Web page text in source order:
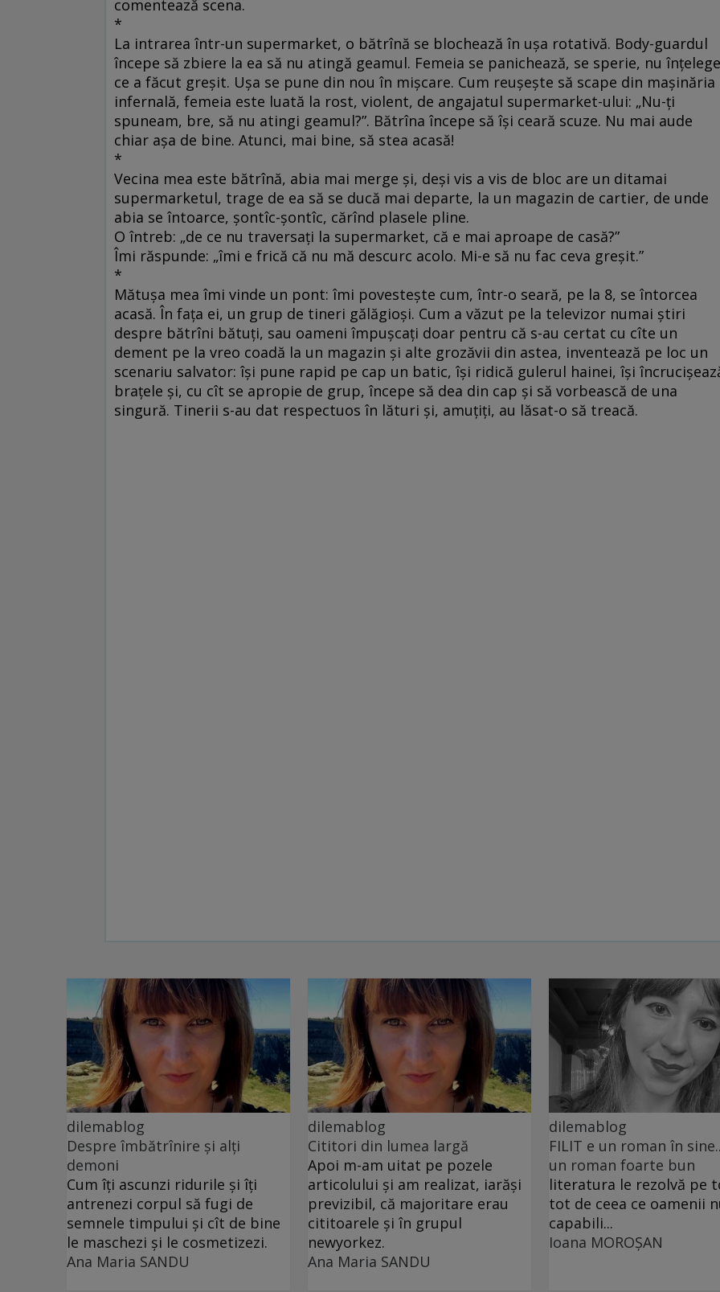
comentează scena.
*
La intrarea într-un supermarket, o bătrînă se blochează în uşa rotativă. Body-guardul
începe să zbiere la ea să nu atingă geamul. Femeia se panichează, se sperie, nu înţelege
ce a făcut greşit. Uşa se pune din nou în mişcare. Cum reuşeşte să scape din maşinăria
infernală, femeia este luată la rost, violent, de angajatul supermarket-ului: „Nu-ţi
spuneam, bre, să nu atingi geamul?”. Bătrîna începe să îşi ceară scuze. Nu mai aude
chiar aşa de bine. Atunci, mai bine, să stea acasă!
*
Vecina mea este bătrînă, abia mai merge şi, deşi vis a vis de bloc are un ditamai
supermarketul, trage de ea să se ducă mai departe, la un magazin de cartier, de unde
abia se întoarce, şontîc-şontîc, cărînd plasele pline.
O întreb: „de ce nu traversaţi la supermarket, că e mai aproape de casă?”
Îmi răspunde: „îmi e frică că nu mă descurc acolo. Mi-e să nu fac ceva greşit.”
*
Mătuşa mea îmi vinde un pont: îmi povesteşte cum, într-o seară, pe la 8, se întorcea
acasă. În faţa ei, un grup de tineri gălăgioşi. Cum a văzut pe la televizor numai ştiri
despre bătrîni bătuţi, sau oameni împuşcaţi doar pentru că s-au certat cu cîte un
dement pe la vreo coadă la un magazin şi alte grozăvii din astea, inventează pe loc un
scenariu salvator: îşi pune rapid pe cap un batic, îşi ridică gulerul hainei, îşi
braţele şi, cu cît se apropie de grup, începe să dea din cap şi să vorbească de una
singură. Tinerii s-au dat respectuos în lături şi, amuţiţi, au lăsat-o să treacă.
dilemablog
Despre îmbătrînire și alți
demoni
Cum îți ascunzi ridurile și îți
antrenezi corpul să fugi de
semnele timpului și cît de bine
le maschezi și le cosmetizezi.
Ana Maria SANDU
dilemablog
Cititori din lumea largă
Apoi m-am uitat pe pozele
articolului și am realizat, iarăși
previzibil, că majoritare erau
cititoarele și în grupul
newyorkez.
Ana Maria SANDU
dilemablog
FILIT e un roman în
un roman foarte bun
literatura le rezolvă pe
tot de ceea ce oamenii
capabili...
Ioana MOROȘAN